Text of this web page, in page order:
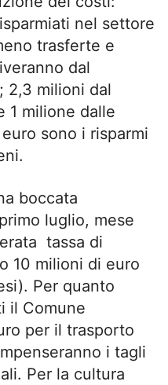
nel settore
trasferte e
dal
2,3 milioni dal
1 milione dalle
sono i risparmi
boccata
luglio, mese
tassa di
10 milioni di euro
Per quanto
il Comune
per il trasporto
i tagli
Per la cultura